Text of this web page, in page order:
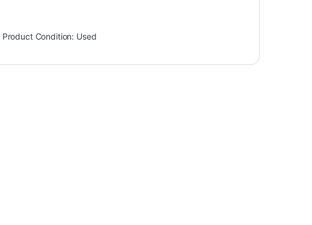
Product Condition: Used